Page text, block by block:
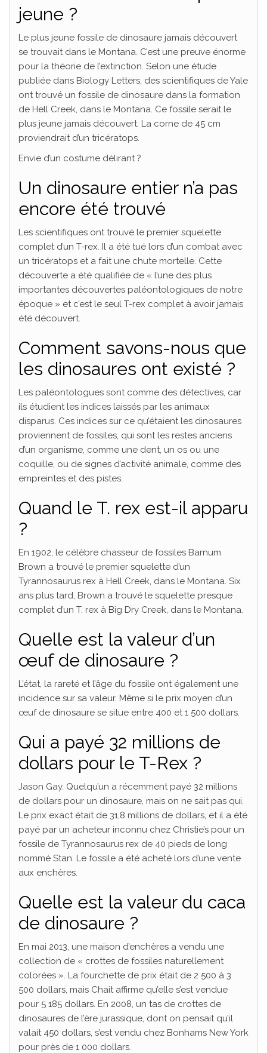
jeune ?
Le plus jeune fossile de dinosaure jamais découvert
se trouvait dans le Montana. C’est une preuve énorme
pour la théorie de l’extinction. Selon une étude
publiée dans Biology Letters, des scientifiques de Yale
ont trouvé un fossile de dinosaure dans la formation
de Hell Creek, dans le Montana. Ce fossile serait le
plus jeune jamais découvert. La corne de 45 cm
proviendrait d’un tricératops.
Envie d’un costume délirant ?
Un dinosaure entier n’a pas
encore été trouvé
Les scientifiques ont trouvé le premier squelette
complet d’un T-rex. Il a été tué lors d’un combat avec
un tricératops et a fait une chute mortelle. Cette
découverte a été qualifiée de « l’une des plus
importantes découvertes paléontologiques de notre
époque » et c’est le seul T-rex complet à avoir jamais
été découvert.
Comment savons-nous que
les dinosaures ont existé ?
Les paléontologues sont comme des détectives, car
ils étudient les indices laissés par les animaux
disparus. Ces indices sur ce qu’étaient les dinosaures
proviennent de fossiles, qui sont les restes anciens
d’un organisme, comme une dent, un os ou une
coquille, ou de signes d’activité animale, comme des
empreintes et des pistes.
Quand le T. rex est-il apparu
?
En 1902, le célèbre chasseur de fossiles Barnum
Brown a trouvé le premier squelette d’un
Tyrannosaurus rex à Hell Creek, dans le Montana. Six
ans plus tard, Brown a trouvé le squelette presque
complet d’un T. rex à Big Dry Creek, dans le Montana.
Quelle est la valeur d’un
œuf de dinosaure ?
L’état, la rareté et l’âge du fossile ont également une
incidence sur sa valeur. Même si le prix moyen d’un
œuf de dinosaure se situe entre 400 et 1 500 dollars.
Qui a payé 32 millions de
dollars pour le T-Rex ?
Jason Gay. Quelqu’un a récemment payé 32 millions
de dollars pour un dinosaure, mais on ne sait pas qui.
Le prix exact était de 31,8 millions de dollars, et il a été
payé par un acheteur inconnu chez Christie’s pour un
fossile de Tyrannosaurus rex de 40 pieds de long
nommé Stan. Le fossile a été acheté lors d’une vente
aux enchères.
Quelle est la valeur du caca
de dinosaure ?
En mai 2013, une maison d’enchères a vendu une
collection de « crottes de fossiles naturellement
colorées ». La fourchette de prix était de 2 500 à 3
500 dollars, mais Chait affirme qu’elle s’est vendue
pour 5 185 dollars. En 2008, un tas de crottes de
dinosaures de l’ère jurassique, dont on pensait qu’il
valait 450 dollars, s’est vendu chez Bonhams New York
pour près de 1 000 dollars.